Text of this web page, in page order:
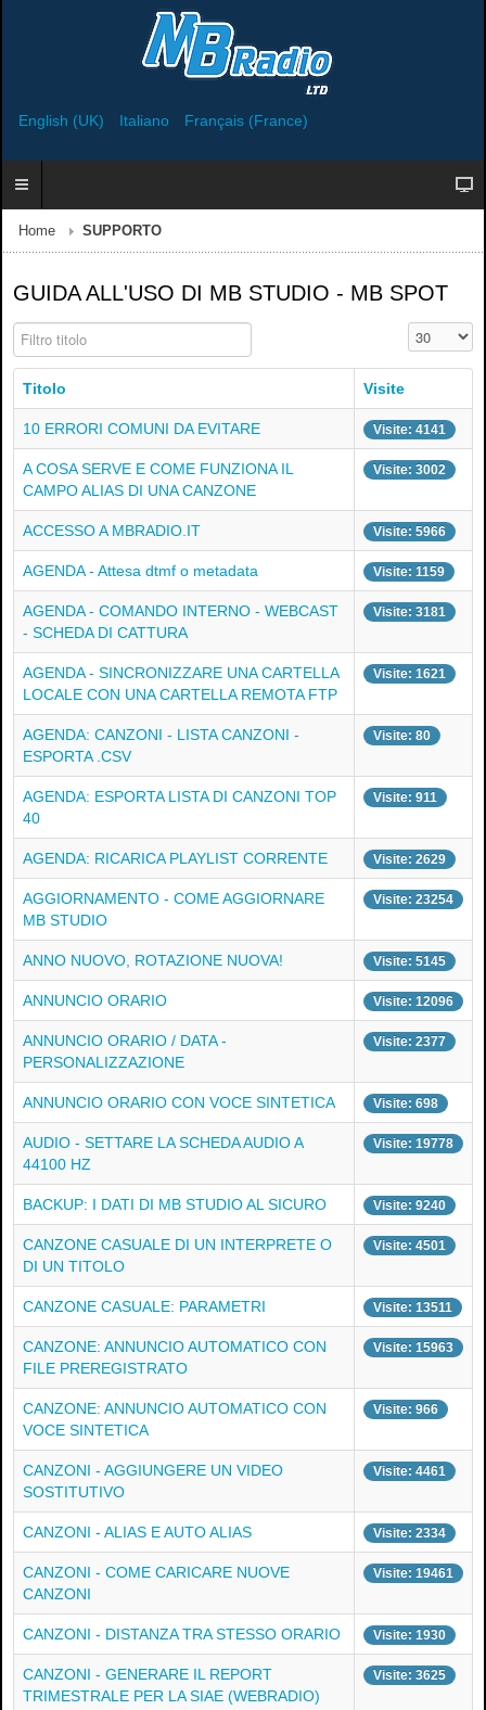
English (UK) Italiano Français (France)
Home SUPPORTO
GUIDA ALL'USO DI MB STUDIO - MB SPOT
Filtro titolo Visualizza
Titolo Visite
10 ERRORI COMUNI DA EVITARE Visite: 4141
A COSA SERVE E COME FUNZIONA IL
CAMPO ALIAS DI UNA CANZONE
Visite: 3002
ACCESSO A MBRADIO.IT Visite: 5966
AGENDA - Attesa dtmf o metadata Visite: 1159
AGENDA - COMANDO INTERNO - WEBCAST
- SCHEDA DI CATTURA
Visite: 3181
AGENDA - SINCRONIZZARE UNA CARTELLA
LOCALE CON UNA CARTELLA REMOTA FTP
Visite: 1621
AGENDA: CANZONI - LISTA CANZONI -
ESPORTA .CSV
Visite: 80
AGENDA: ESPORTA LISTA DI CANZONI TOP
40
Visite: 911
AGENDA: RICARICA PLAYLIST CORRENTE Visite: 2629
AGGIORNAMENTO - COME AGGIORNARE
MB STUDIO
Visite: 23254
ANNO NUOVO, ROTAZIONE NUOVA! Visite: 5145
ANNUNCIO ORARIO Visite: 12096
ANNUNCIO ORARIO / DATA -
PERSONALIZZAZIONE
Visite: 2377
ANNUNCIO ORARIO CON VOCE SINTETICA Visite: 698
AUDIO - SETTARE LA SCHEDA AUDIO A
44100 HZ
Visite: 19778
BACKUP: I DATI DI MB STUDIO AL SICURO Visite: 9240
CANZONE CASUALE DI UN INTERPRETE O
DI UN TITOLO
Visite: 4501
CANZONE CASUALE: PARAMETRI Visite: 13511
CANZONE: ANNUNCIO AUTOMATICO CON
FILE PREREGISTRATO
Visite: 15963
CANZONE: ANNUNCIO AUTOMATICO CON
VOCE SINTETICA
Visite: 966
CANZONI - AGGIUNGERE UN VIDEO
SOSTITUTIVO
Visite: 4461
CANZONI - ALIAS E AUTO ALIAS Visite: 2334
CANZONI - COME CARICARE NUOVE
CANZONI
Visite: 19461
CANZONI - DISTANZA TRA STESSO ORARIO Visite: 1930
CANZONI - GENERARE IL REPORT
TRIMESTRALE PER LA SIAE (WEBRADIO)
Visite: 3625